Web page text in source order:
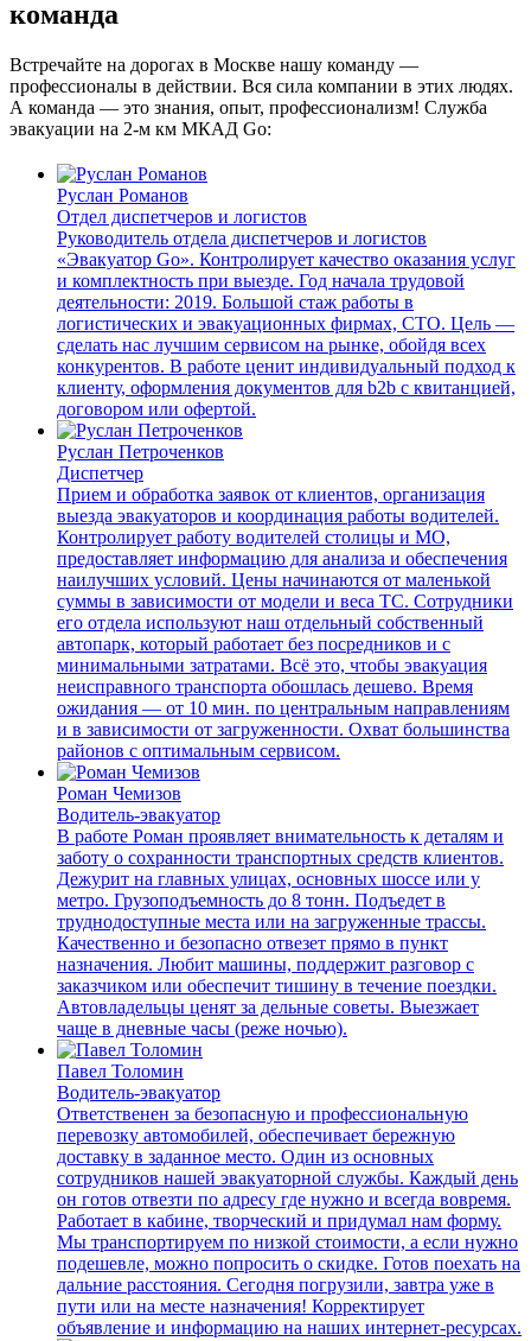
команда
Встречайте на дорогах в Москве нашу команду —
профессионалы в действии. Вся сила компании в этих людях.
А команда — это знания, опыт, профессионализм! Служба
эвакуации на 2-м км МКАД Go:
Руслан Романов
Отдел диспетчеров и логистов
Руководитель отдела диспетчеров и логистов
«Эвакуатор Go». Контролирует качество оказания услуг
и комплектность при выезде. Год начала трудовой
деятельности: 2019. Большой стаж работы в
логистических и эвакуационных фирмах, СТО. Цель —
сделать нас лучшим сервисом на рынке, обойдя всех
конкурентов. В работе ценит индивидуальный подход к
клиенту, оформления документов для b2b с квитанцией,
договором или офертой.
Руслан Петроченков
Диспетчер
Прием и обработка заявок от клиентов, организация
выезда эвакуаторов и координация работы водителей.
Контролирует работу водителей столицы и МО,
предоставляет информацию для анализа и обеспечения
наилучших условий. Цены начинаются от маленькой
суммы в зависимости от модели и веса ТС. Сотрудники
его отдела используют наш отдельный собственный
автопарк, который работает без посредников и с
минимальными затратами. Всё это, чтобы эвакуация
неисправного транспорта обошлась дешево. Время
ожидания — от 10 мин. по центральным направлениям
и в зависимости от загруженности. Охват большинства
районов с оптимальным сервисом.
Роман Чемизов
Водитель-эвакуатор
В работе Роман проявляет внимательность к деталям и
заботу о сохранности транспортных средств клиентов.
Дежурит на главных улицах, основных шоссе или у
метро. Грузоподъемность до 8 тонн. Подъедет в
труднодоступные места или на загруженные трассы.
Качественно и безопасно отвезет прямо в пункт
назначения. Любит машины, поддержит разговор с
заказчиком или обеспечит тишину в течение поездки.
Автовладельцы ценят за дельные советы. Выезжает
чаще в дневные часы (реже ночью).
Павел Толомин
Водитель-эвакуатор
Ответственен за безопасную и профессиональную
перевозку автомобилей, обеспечивает бережную
доставку в заданное место. Один из основных
сотрудников нашей эвакуаторной службы. Каждый день
он готов отвезти по адресу где нужно и всегда вовремя.
Работает в кабине, творческий и придумал нам форму.
Мы транспортируем по низкой стоимости, а если нужно
подешевле, можно попросить о скидке. Готов поехать на
дальние расстояния. Сегодня погрузили, завтра уже в
пути или на месте назначения! Корректирует
объявление и информацию на наших интернет-ресурсах.